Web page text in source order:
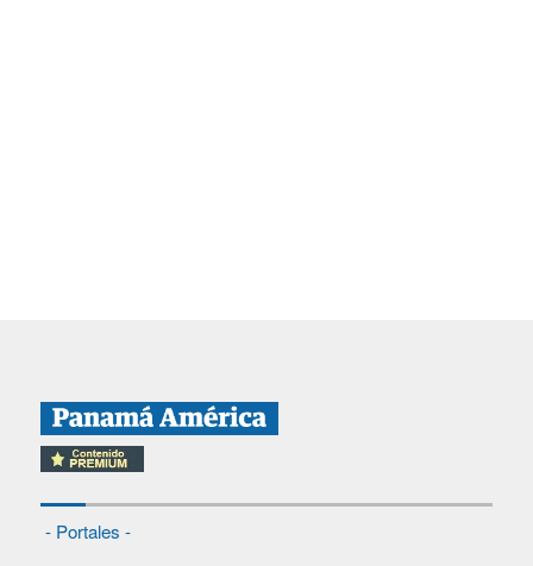
- Portales -